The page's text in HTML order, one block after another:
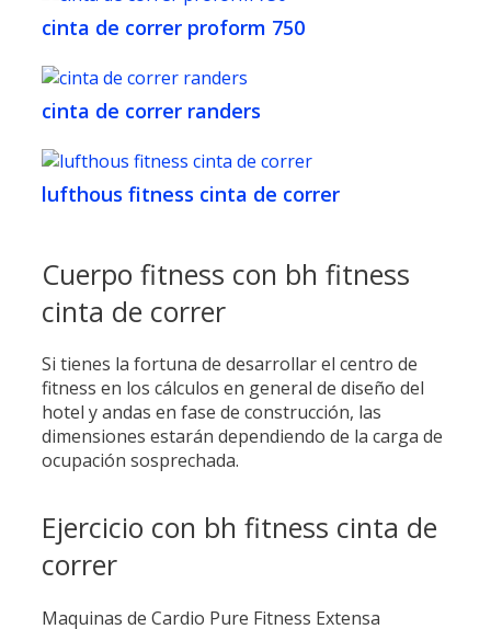
cinta de correr proform 750
cinta de correr randers
lufthous fitness cinta de correr
Cuerpo fitness con bh fitness
cinta de correr
Si tienes la fortuna de desarrollar el centro de
fitness en los cálculos en general de diseño del
hotel y andas en fase de construcción, las
dimensiones estarán dependiendo de la carga de
ocupación sosprechada.
Ejercicio con bh fitness cinta de
correr
Maquinas de Cardio Pure Fitness Extensa